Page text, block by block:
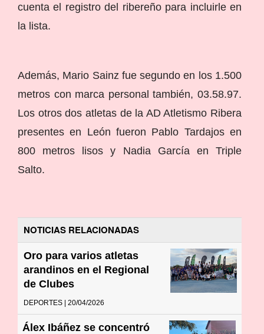
cuenta el registro del ribereño para incluirle en
la lista.
Además, Mario Sainz fue segundo en los 1.500
metros con marca personal también, 03.58.97.
Los otros dos atletas de la AD Atletismo Ribera
presentes en León fueron Pablo Tardajos en
800 metros lisos y Nadia García en Triple
Salto.
NOTICIAS RELACIONADAS
Oro para varios atletas
arandinos en el Regional
de Clubes
DEPORTES | 20/04/2026
Álex Ibáñez se concentró